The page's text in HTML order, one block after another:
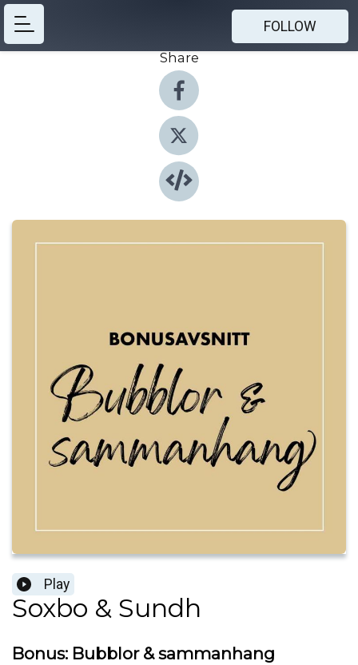
FOLLOW
Share
Play
Soxbo & Sundh
Bonus: Bubblor & sammanhang